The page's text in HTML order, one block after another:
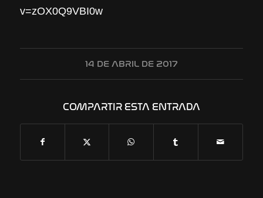
v=zOX0Q9VBI0w
14 DE ABRIL DE 2017
COMPARTIR ESTA ENTRADA